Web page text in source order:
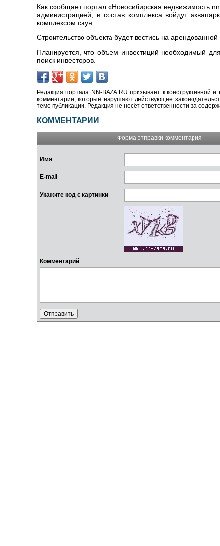
Как сообщает портал«Новосибирская недвижимость.
администрацией, в состав комплекса войдут
комплексом саун.
Строительство объекта будет вестись на
Планируется, что объем инвестиций необходимый
поиск инвесторов.
Редакция портала NN-BAZA.RU призывает к конструктивной
комментарии, которые нарушают действующее
теме публикации. Редакция не несёт ответственности за
КОММЕНТАРИИ
Форма отправки комментария
Имя
E-mail
Укажите код с картинки
Комментарий